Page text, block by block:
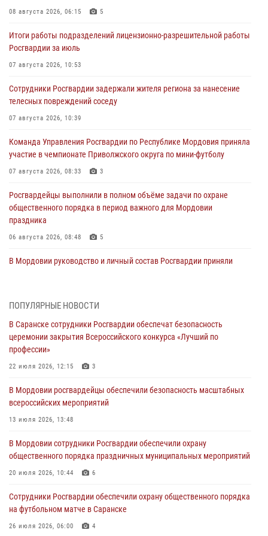
08 августа 2026, 06:15 5
Итоги работы подразделений лицензионно-разрешительной работы
Росгвардии за июль
07 августа 2026, 10:53
Сотрудники Росгвардии задержали жителя региона за нанесение
телесных повреждений соседу
07 августа 2026, 10:39
Команда Управления Росгвардии по Республике Мордовия приняла
участие в чемпионате Приволжского округа по мини-футболу
07 августа 2026, 08:33 3
Росгвардейцы выполнили в полном объёме задачи по охране
общественного порядка в период важного для Мордовии
праздника
06 августа 2026, 08:48 5
В Мордовии руководство и личный состав Росгвардии приняли
06 августа 2026, 08:14 9
В Саранске сотрудники Росгвардии задержали дебошира,
повредившего имущество в кафе
06 августа 2026, 07:03
незамедлительно
05 августа 2026, 15:04
подозреваемого в причинении телесных повреждений супруге
05 августа 2026, 12:34
проведения масштабного праздника в Темникове
05 августа 2026, 09:04 4
ПОПУЛЯРНЫЕ НОВОСТИ
В Саранске сотрудники Росгвардии обеспечат безопасность
церемонии закрытия Всероссийского конкурса «Лучший по
профессии»
22 июля 2026, 12:15 3
В Мордовии росгвардейцы обеспечили безопасность масштабных
всероссийских мероприятий
13 июля 2026, 13:48
В Мордовии сотрудники Росгвардии обеспечили охрану
общественного порядка праздничных муниципальных мероприятий
20 июля 2026, 10:44 6
Сотрудники Росгвардии обеспечили охрану общественного порядка
на футбольном матче в Саранске
26 июля 2026, 06:00 4